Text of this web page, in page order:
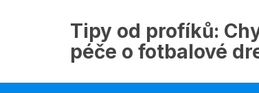
Tipy od profíků:
péče o fotbalové